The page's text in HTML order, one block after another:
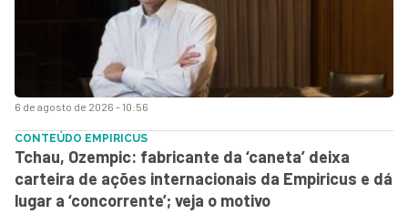
6 de agosto de 2026 - 10:56
CONTEÚDO EMPIRICUS
Tchau, Ozempic: fabricante da ‘caneta’ deixa
carteira de ações internacionais da Empiricus e dá
lugar a ‘concorrente’; veja o motivo